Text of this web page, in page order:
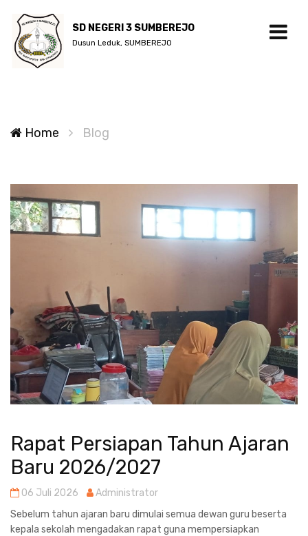
SD NEGERI 3 SUMBEREJO
Dusun Leduk, SUMBEREJO
Home Blog
Rapat Persiapan Tahun Ajaran
Baru 2026/2027
06 Juli 2026
Administrator
Sebelum tahun ajaran baru dimulai semua dewan guru beserta
kepala sekolah mengadakan rapat guna mempersiapkan